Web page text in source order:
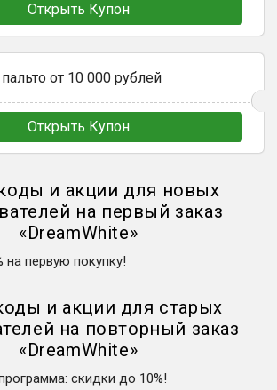
Открыть Купон
от 10 000 рублей
Открыть Купон
и акции для новых
на первый заказ
«DreamWhite»
на первую покупку!
и акции для старых
на повторный заказ
«DreamWhite»
скидки до 10%!